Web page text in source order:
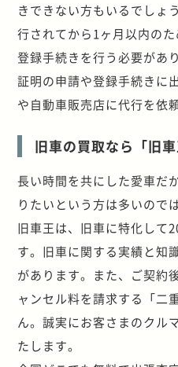
きできない方もいるでしょ
行されてから1ヶ月以内の
登録手続きを行う必要があ
証明の申請や登録手続きに
や自動車販売店に代行を依
旧車の買取なら「旧
長い時間を共にした愛車だ
りたいという方は多いので
旧車王は、旧車に特化して
す。旧車に関する実績と知
があります。また、ご契約
ャンセル料を請求する「二
ん。誠実にお客さまのクル
たします。